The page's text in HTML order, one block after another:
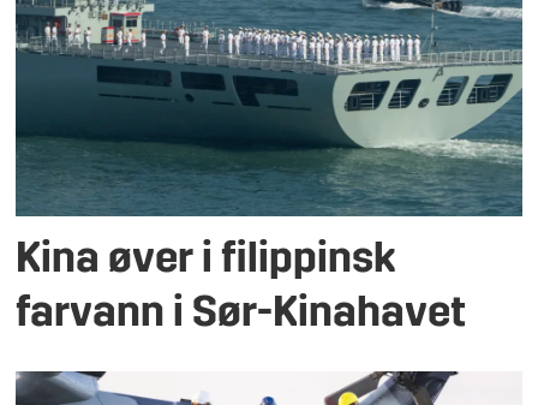
Kina øver i filippinsk
farvann i Sør-Kinahavet